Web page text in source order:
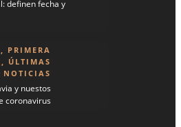
definen fecha y
, PRIMERA
, ÚLTIMAS
NOTICIAS
y nuestos
coronavirus